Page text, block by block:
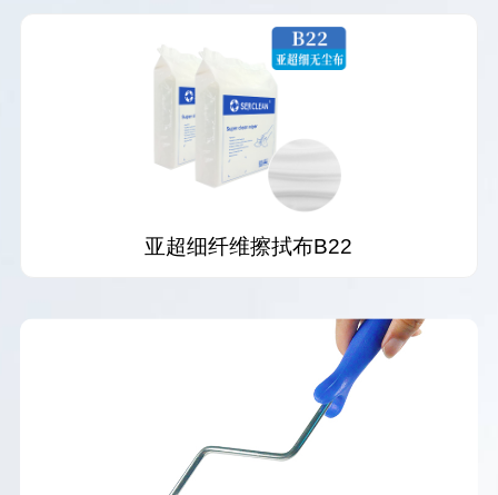
亚超细纤维擦拭布B22